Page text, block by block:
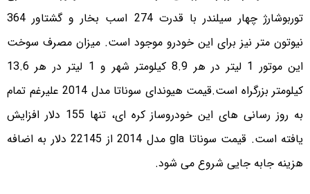
توربوشارژ چهار سیلندر با قدرت 274 اسب بخار و گشتاور 364
نیوتون متر نیز برای این خودرو موجود است. میزان مصرف سوخت
این موتور 1 لیتر در هر 8.9 کیلومتر شهر و 1 لیتر در هر 13.6
کیلومتر بزرگراه است.قیمت هیوندای سوناتا مدل 2014 علیرغم تمام
به روز رسانی های این خودروساز کره ای، تنها 155 دلار افزایش
یافته است. قیمت سوناتا gla مدل 2014 از 22145 دلار به اضافه
هزینه جابه جایی شروع می شود.